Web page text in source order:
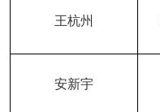
王杭州
安新宇